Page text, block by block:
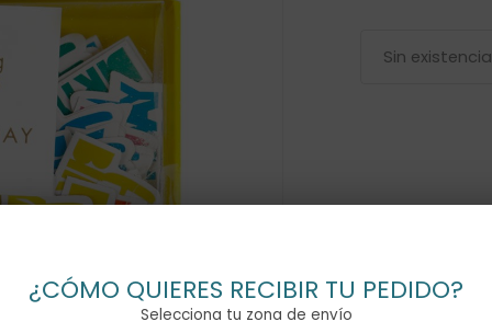
Sin
¿CÓMO QUIERES RECIBIR TU PEDIDO?
Selecciona tu zona de envío